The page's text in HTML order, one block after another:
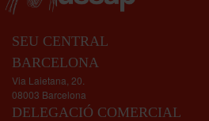
SEU CENTRAL
BARCELONA
Via Laietana, 20.
08003 Barcelona
DELEGACIÓ COMERCIAL